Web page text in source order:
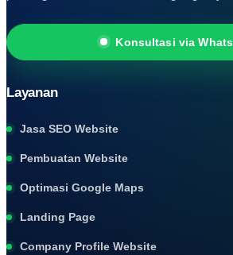
Konsultasi via
Layanan
Jasa SEO Website
Pembuatan Website
Optimasi Google Maps
Landing Page
Company Profile Website